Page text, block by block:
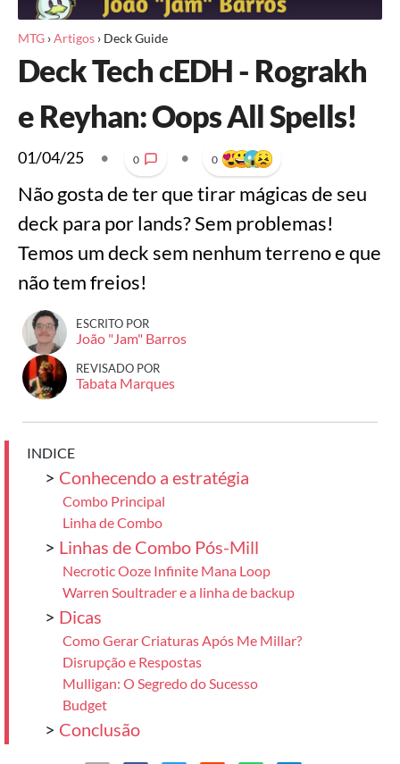
MTG ›Artigos › Deck Guide
Deck Tech cEDH - Rograkh
e Reyhan: Oops All Spells!
01/04/25 • 0 • 0
Não gosta de ter que tirar mágicas de seu
deck para por lands? Sem problemas!
Temos um deck sem nenhum terreno e que
não tem freios!
ESCRITO POR
João "Jam" Barros
REVISADO POR
Tabata Marques
INDICE
> Conhecendo a estratégia
Combo Principal
Linha de Combo
> Linhas de Combo Pós-Mill
Necrotic Ooze Infinite Mana Loop
Warren Soultrader e a linha de backup
> Dicas
Como Gerar Criaturas Após Me Millar?
Disrupção e Respostas
Mulligan: O Segredo do Sucesso
Budget
> Conclusão